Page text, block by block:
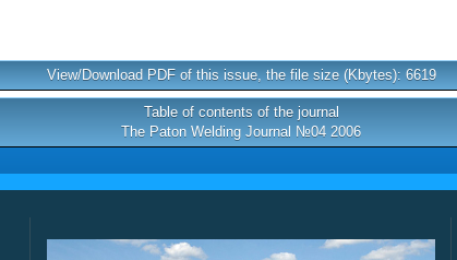
View/Download PDF of this issue, the file size (Kbytes): 6619
Table of contents of the journal
The Paton Welding Journal №04 2006